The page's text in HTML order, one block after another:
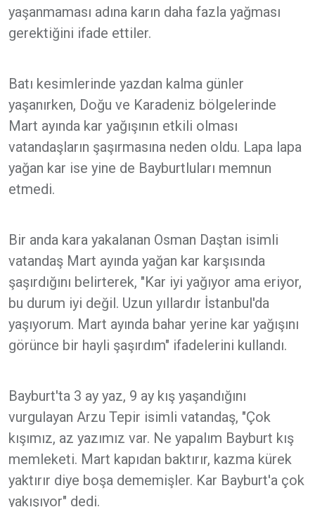
yaşanmaması adına karın daha fazla yağması
gerektiğini ifade ettiler.
Batı kesimlerinde yazdan kalma günler
yaşanırken, Doğu ve Karadeniz bölgelerinde
Mart ayında kar yağışının etkili olması
vatandaşların şaşırmasına neden oldu. Lapa lapa
yağan kar ise yine de Bayburtluları memnun
etmedi.
Bir anda kara yakalanan Osman Daştan isimli
vatandaş Mart ayında yağan kar karşısında
şaşırdığını belirterek, "Kar iyi yağıyor ama eriyor,
bu durum iyi değil. Uzun yıllardır İstanbul'da
yaşıyorum. Mart ayında bahar yerine kar yağışını
görünce bir hayli şaşırdım" ifadelerini kullandı.
Bayburt'ta 3 ay yaz, 9 ay kış yaşandığını
vurgulayan Arzu Tepir isimli vatandaş, "Çok
kışımız, az yazımız var. Ne yapalım Bayburt kış
memleketi. Mart kapıdan baktırır, kazma kürek
yaktırır diye boşa dememişler. Kar Bayburt'a çok
yakışıyor" dedi.